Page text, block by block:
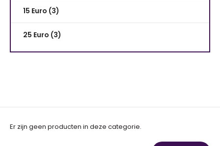
15 Euro (3)
25 Euro (3)
Er zijn geen producten in deze categorie.